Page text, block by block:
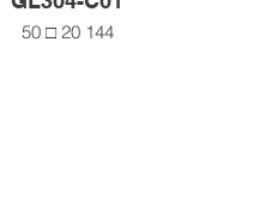
50 □ 20 144